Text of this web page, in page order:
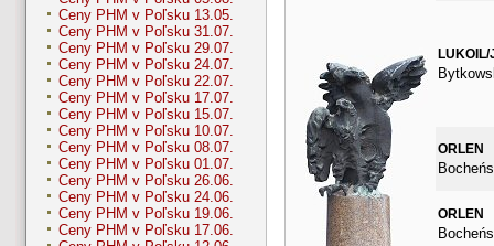
Ceny PHM v Poľsku 13.05.
Ceny PHM v Poľsku 31.07.
Ceny PHM v Poľsku 29.07.
Ceny PHM v Poľsku 24.07.
Ceny PHM v Poľsku 22.07.
Ceny PHM v Poľsku 17.07.
Ceny PHM v Poľsku 15.07.
Ceny PHM v Poľsku 10.07.
Ceny PHM v Poľsku 08.07.
Ceny PHM v Poľsku 01.07.
Ceny PHM v Poľsku 26.06.
Ceny PHM v Poľsku 24.06.
Ceny PHM v Poľsku 19.06.
Ceny PHM v Poľsku 17.06.
LUKOIL/
ORLEN
ORLEN